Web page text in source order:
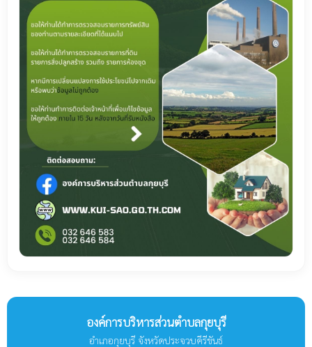
องค์การบริหารส่วนตำบลกุยบุรี
อำเภอกุยบุรี จังหวัดประจวบคีรีขันธ์